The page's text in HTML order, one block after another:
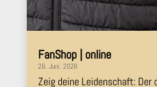
FanShop | online
26. Juni. 2026
Zeig deine Leidenschaft: Der